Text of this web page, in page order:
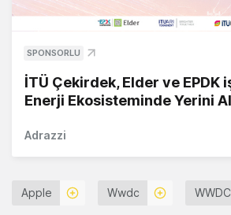
SPONSORLU
İTÜ Çekirdek, Elder ve EPDK
Enerji Ekosisteminde Yerini Al
Adrazzi
Apple Wwdc